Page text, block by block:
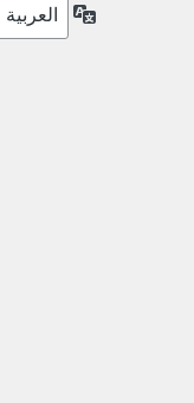
اللغة